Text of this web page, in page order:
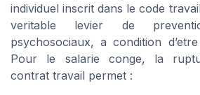
individuel inscrit dans le code
veritable levier de
psychosociaux, a condition
Pour le salarie conge, la
contrat travail permet :